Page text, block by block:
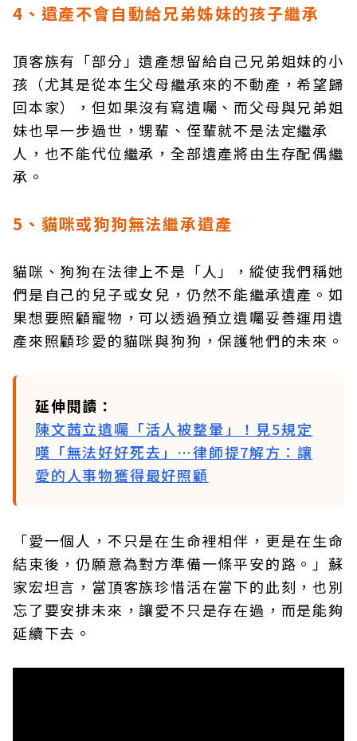
4、遺產不會自動給兄弟姊妹的孩子繼承
頂客族有「部分」遺產想留給自己兄弟姐妹的小
孩（尤其是從本生父母繼承來的不動產，希望歸
回本家），但如果沒有寫遺囑、而父母與兄弟姐
妹也早一步過世，甥輩、侄輩就不是法定繼承
人，也不能代位繼承，全部遺產將由生存配偶繼
承。
5、貓咪或狗狗無法繼承遺產
貓咪、狗狗在法律上不是「人」，縱使我們稱她
們是自己的兒子或女兒，仍然不能繼承遺產。如
果想要照顧寵物，可以透過預立遺囑妥善運用遺
產來照顧珍愛的貓咪與狗狗，保護牠們的未來。
延伸閱讀：
陳文茜立遺囑「活人被整暈」！見5規定
嘆「無法好好死去」…律師提7解方：讓
愛的人事物獲得最好照顧
「愛一個人，不只是在生命裡相伴，更是在生命
結束後，仍願意為對方準備一條平安的路。」蘇
家宏坦言，當頂客族珍惜活在當下的此刻，也別
忘了要安排未來，讓愛不只是存在過，而是能夠
延續下去。